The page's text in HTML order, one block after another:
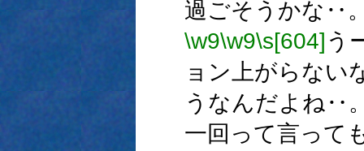
過ごそうかな‥
\w9\w9\s[604] う
ョン上がらない
うなんだよね‥
一回って言って